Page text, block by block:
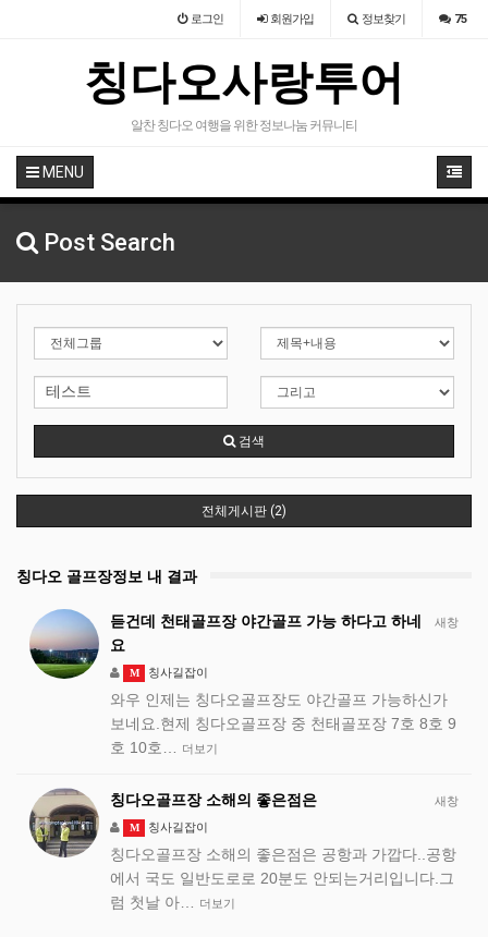
로그인 회원가입 정보찾기 75
칭다오사랑투어
알찬 칭다오 여행을 위한 정보나눔 커뮤니티
MENU
Post Search
검색
전체게시판 (2)
칭다오 골프장정보 내 결과
새창
듣건데 천태골프장 야간골프 가능 하다고 하네
요
M 칭사길잡이
와우 인제는 칭다오골프장도 야간골프 가능하신가
보네요.현제 칭다오골프장 중 천태골포장 7호 8호 9
호 10호…
더보기
새창
칭다오골프장 소해의 좋은점은
M 칭사길잡이
칭다오골프장 소해의 좋은점은 공항과 가깝다..공항
에서 국도 일반도로로 20분도 안되는거리입니다.그
럼 첫날 아…
더보기